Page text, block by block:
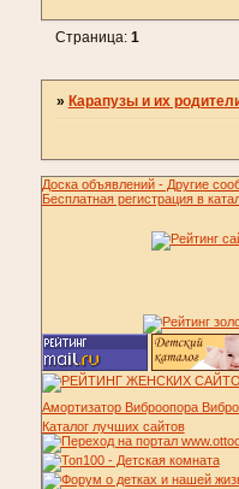
Страница: 1
» Карапузы и их
Доска объявлений - Другие
Бесплатная регистрация в
Амортизатор Виброопора
Каталог лучших сайтов